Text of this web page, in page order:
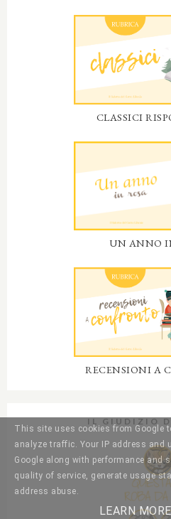
CLASSICI
UN ANNO
RECENSIONI A
IL GIUDIZIO
This site uses cookies from Google
analyze traffic. Your IP address and
Google along with performance and
quality of service, generate usage
address abuse.
LEARN MORE